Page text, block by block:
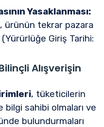
Yasaklanması:
ürünün tekrar pazara
Giriş Tarihi:
Alışverişin
, tüketicilerin
sahibi olmaları ve
bulundurmaları